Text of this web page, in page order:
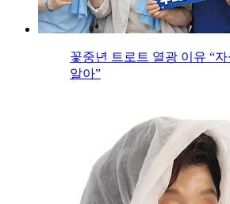
꽃중년 트로트 열광 이유 “
알아”